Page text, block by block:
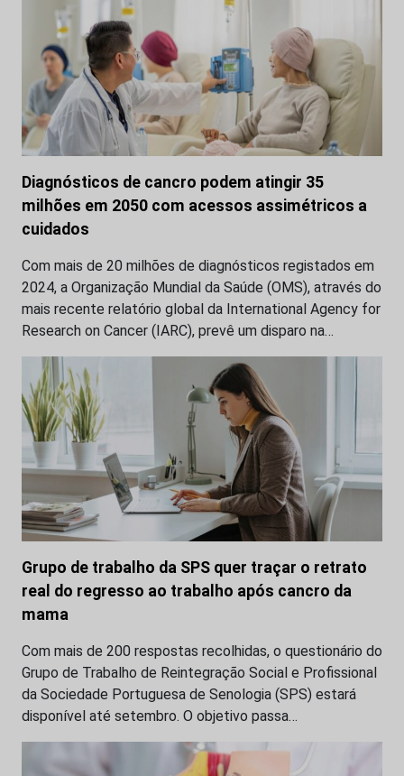
Diagnósticos de cancro podem atingir 35
milhões em 2050 com acessos assimétricos a
cuidados
Com mais de 20 milhões de diagnósticos registados em
2024, a Organização Mundial da Saúde (OMS), através do
mais recente relatório global da International Agency for
Research on Cancer (IARC), prevê um disparo na…
Grupo de trabalho da SPS quer traçar o retrato
real do regresso ao trabalho após cancro da
mama
Com mais de 200 respostas recolhidas, o questionário do
Grupo de Trabalho de Reintegração Social e Profissional
da Sociedade Portuguesa de Senologia (SPS) estará
disponível até setembro. O objetivo passa…